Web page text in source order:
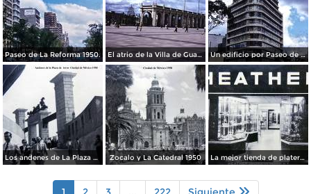
Paseo de La Reforma 1950. El atrio de la Villa de Guadalupe 1950. Un edificio por Paseo de La Reforma 1950
Los andenes de La Plaza de toros Ciudad de México 1950 Zocalo y La Catedral 1950 La mejor tienda de plateria.